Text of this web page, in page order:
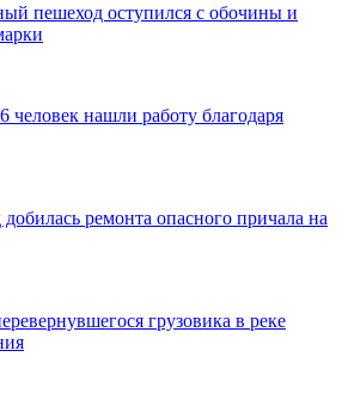
пешеход оступился с обочины и
человек нашли работу благодаря
добилась ремонта опасного причала на
грузовика в реке